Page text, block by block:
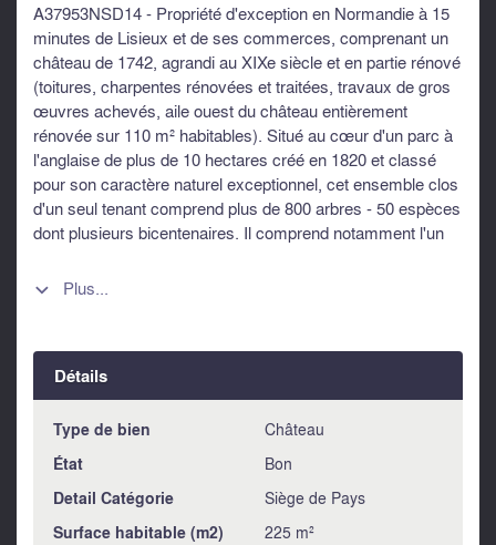
A37953NSD14 - Propriété d'exception en Normandie à 15
minutes de Lisieux et de ses commerces, comprenant un
château de 1742, agrandi au XIXe siècle et en partie rénové
(toitures, charpentes rénovées et traitées, travaux de gros
œuvres achevés, aile ouest du château entièrement
rénovée sur 110 m² habitables). Situé au cœur d'un parc à
l'anglaise de plus de 10 hectares créé en 1820 et classé
pour son caractère naturel exceptionnel, cet ensemble clos
d'un seul tenant comprend plus de 800 arbres - 50 espèces
dont plusieurs bicentenaires. Il comprend notamment l'un
de plus de 50 mètres de haut et plusieurs autres essences
avec 115 m² habitables, un superbe bâtiment à colombage
(anciens communs à rénover), d'écuries et d'une bergerie.
Un ensemble unique et préservé au cœur du Calvados, à
moins de 40 km de la mer et 180 km de Paris. Les
informations sur les risques auxquels ce bien est exposé
sont disponibles sur le site Géorisques :
https://www.georisques.gouv.fr
 Plus...
Détails
Type de bien Château
État Bon
Detail Catégorie Siège de Pays
Surface habitable (m2) 225 m²